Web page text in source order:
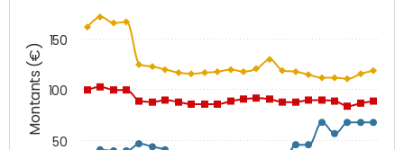
Montants (€)
50
100
150